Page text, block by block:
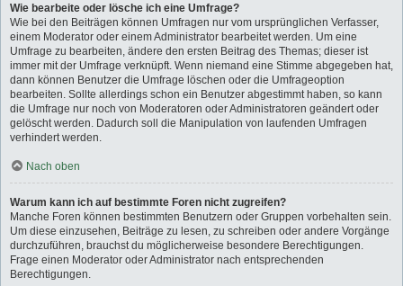
Wie bearbeite oder lösche ich eine Umfrage?
Wie bei den Beiträgen können Umfragen nur vom ursprünglichen Verfasser,
einem Moderator oder einem Administrator bearbeitet werden. Um eine
Umfrage zu bearbeiten, ändere den ersten Beitrag des Themas; dieser ist
immer mit der Umfrage verknüpft. Wenn niemand eine Stimme abgegeben hat,
dann können Benutzer die Umfrage löschen oder die Umfrageoption
bearbeiten. Sollte allerdings schon ein Benutzer abgestimmt haben, so kann
die Umfrage nur noch von Moderatoren oder Administratoren geändert oder
gelöscht werden. Dadurch soll die Manipulation von laufenden Umfragen
verhindert werden.
Nach oben
Warum kann ich auf bestimmte Foren nicht zugreifen?
Manche Foren können bestimmten Benutzern oder Gruppen vorbehalten sein.
Um diese einzusehen, Beiträge zu lesen, zu schreiben oder andere Vorgänge
durchzuführen, brauchst du möglicherweise besondere Berechtigungen.
Frage einen Moderator oder Administrator nach entsprechenden
Berechtigungen.